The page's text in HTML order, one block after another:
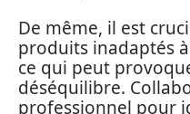
De même, il est
produits inadaptés
ce qui peut
déséquilibre.
professionnel pour